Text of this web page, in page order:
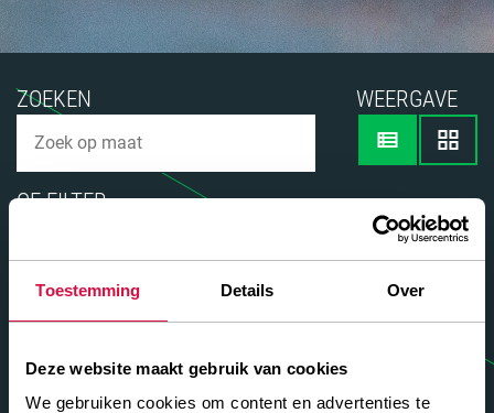
Toestemming Details Over
Deze website maakt gebruik van cookies
We gebruiken cookies om content en advertenties te
ZOEKEN
OF FILTER
WEERGAVE
15.00-20 SOLID CORE LITE